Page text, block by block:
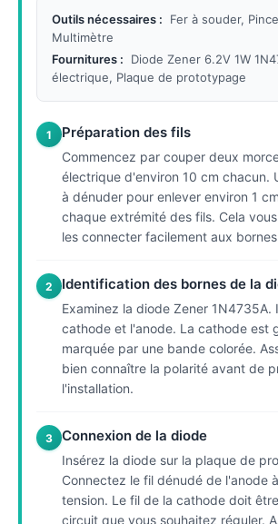
Outils nécessaires :
Fer à souder,
Multimètre
Fournitures :
Diode Zener 6.2V 1W
électrique, Plaque de prototypage
1 Préparation des fils
Commencez par couper deux
électrique d'environ 10 cm chacun.
à dénuder pour enlever environ 1
chaque extrémité des fils. Cela
les connecter facilement aux
2 Identification des bornes de la
Examinez la diode Zener 1N4735A.
cathode et l'anode. La cathode est
marquée par une bande colorée.
bien connaître la polarité avant de
l'installation.
3 Connexion de la diode
Insérez la diode sur la plaque de
Connectez le fil dénudé de l'anode
tension. Le fil de la cathode doit
circuit que vous souhaitez réguler.